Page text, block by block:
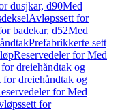
dusjkar, d90Med
Avløpssett for
badekar, d52Med
Prefabrikkerte sett
Reservedeler for Med
dreiehåndtak og
for dreiehåndtak og
for Med
for